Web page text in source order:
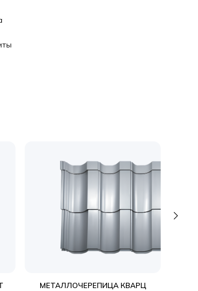
МЕТАЛЛОЧЕРЕПИЦА КВАРЦ